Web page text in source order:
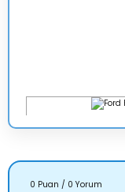
0 Puan / 0 Yorum